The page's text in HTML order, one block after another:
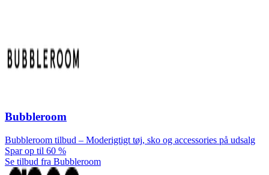
Bubbleroom
Bubbleroom tilbud – Moderigtigt tøj, sko og accessories på udsalg
Spar op til 60 %
Se tilbud fra Bubbleroom